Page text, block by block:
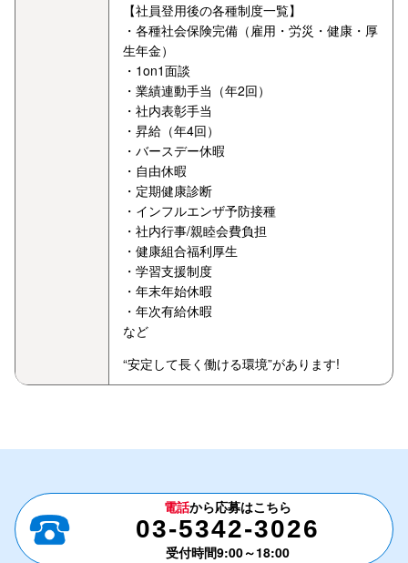
【社員登用後の各種制度一覧】
・各種社会保険完備（雇用・労災・健康・厚
生年金）
・1on1面談
・業績連動手当（年2回）
・社内表彰手当
・昇給（年4回）
・バースデー休暇
・自由休暇
・定期健康診断
・インフルエンザ予防接種
・社内行事/親睦会費負担
・健康組合福利厚生
・学習支援制度
・年末年始休暇
・年次有給休暇
など
“安定して長く働ける環境”があります!
電話から応募はこちら
03-5342-3026
受付時間9:00～18:00